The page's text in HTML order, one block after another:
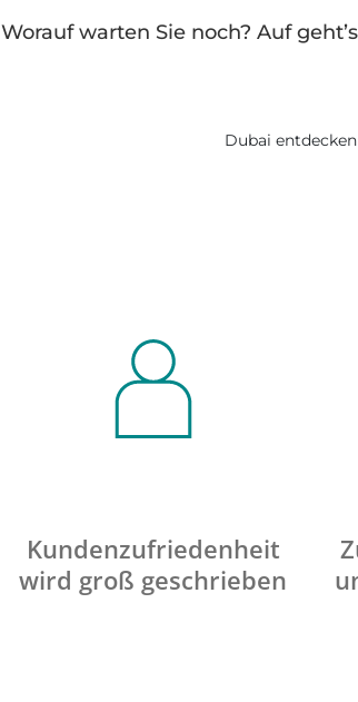
Worauf warten Sie noch? Auf
Dubai entdecken
Kundenzufriedenheit
wird groß geschrieben